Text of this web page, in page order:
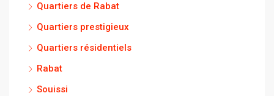
Quartiers de Rabat
Quartiers prestigieux
Quartiers résidentiels
Rabat
Souissi